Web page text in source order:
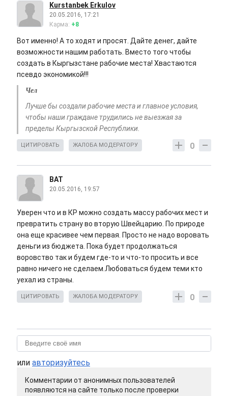
Kurstanbek Erkulov
20.05.2016, 17:21
Карма: +8
Вот именно! А то ходят и просят. Дайте денег, дайте
возможности нашим работать. Вместо того чтобы
создать в Кыргызстане рабочие места! Хвастаются
псевдо экономикой!!!
Чел
Лучше бы создали рабочие места и главное условия,
чтобы наши граждане трудились не выезжая за
пределы Кыргызской Республики.
0
ЦИТИРОВАТЬ ЖАЛОБА МОДЕРАТОРУ
ВАТ
20.05.2016, 19:57
Уверен что и в КР можно создать массу рабочих мест и
превратить страну во вторую Швейцарию. По природе
она еще красивее чем первая. Просто не надо воровать
деньги из бюджета. Пока будет продолжаться
воровство так и будем где-то и что-то просить и все
равно ничего не сделаем.Любоваться будем теми кто
уехал из страны.
0
ЦИТИРОВАТЬ ЖАЛОБА МОДЕРАТОРУ
или авторизуйтесь
Комментарии от анонимных пользователей
появляются на сайте только после проверки